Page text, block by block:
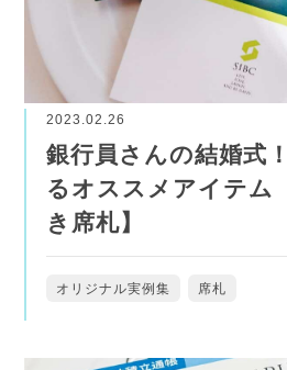
2023.02.26
銀行員さんの結婚式
るオススメアイテム
き席札】
オリジナル実例集 席札